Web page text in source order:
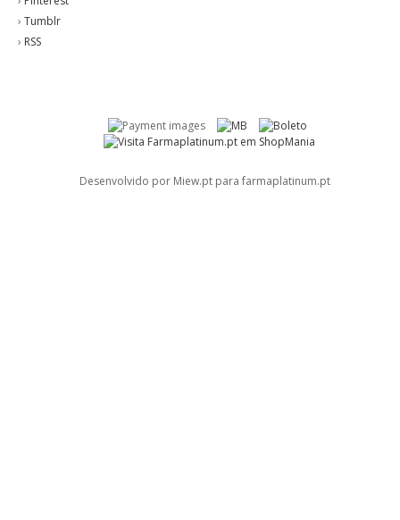
› Tumblr
› RSS
Desenvolvido por Miew.pt para farmaplatinum.pt